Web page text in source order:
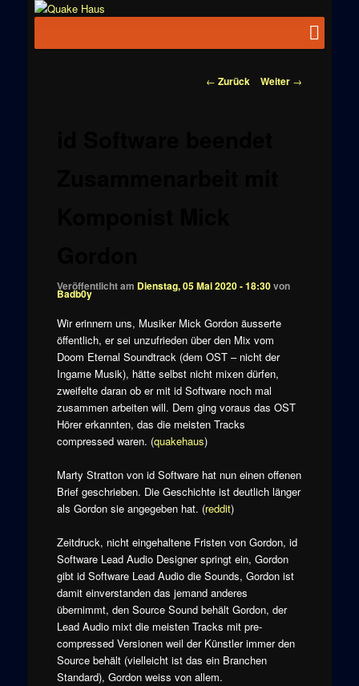
News zu
Beitragsnavigation
← Zurück Weiter →
Veröffentlicht am Dienstag, 05 Mai 2020 - 18:30von
Badb0y
Wir erinnern uns, Musiker Mick Gordon äusserte
öffentlich, er sei unzufrieden über den Mix vom
Doom Eternal Soundtrack (dem OST – nicht der
Ingame Musik), hätte selbst nicht mixen dürfen,
zweifelte daran ob er mit id Software noch mal
zusammen arbeiten will. Dem ging voraus das OST
Hörer erkannten, das die meisten Tracks
compressed waren. (quakehaus)
Marty Stratton von id Software hat nun einen offenen
Brief geschrieben. Die Geschichte ist deutlich länger
als Gordon sie angegeben hat. (reddit)
Zeitdruck, nicht eingehaltene Fristen von Gordon, id
Software Lead Audio Designer springt ein, Gordon
gibt id Software Lead Audio die Sounds, Gordon ist
damit einverstanden das jemand anderes
übernimmt, den Source Sound behält Gordon, der
Lead Audio mixt die meisten Tracks mit pre-
compressed Versionen weil der Künstler immer den
Source behält (vielleicht ist das ein Branchen
Standard), Gordon weiss von allem.